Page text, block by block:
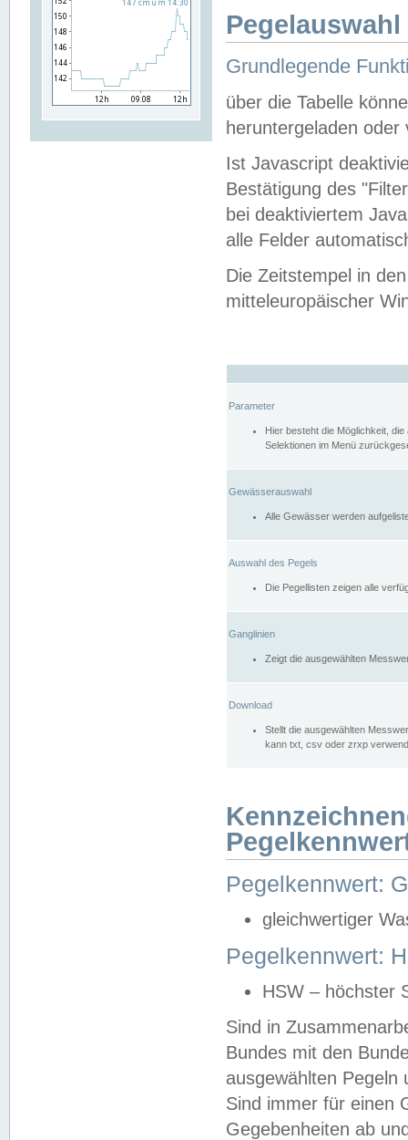
Grundlegende
über die Tabelle
heruntergeladen oder
Ist Javascript
Bestätigung des
bei deaktiviertem
alle Felder
Die Zeitstempel in
mitteleuropäischer
Parameter
Hier besteht die Möglichkeit,
Selektionen im Menü
Gewässerauswahl
Alle Gewässer werden
Auswahl des Pegels
Die Pegellisten zeigen alle
Ganglinien
Zeigt die ausgewählten
Download
Stellt die ausgewählten
kann txt, csv oder zrxp
Pegelkennwert:
gleichwertiger
Pegelkennwert:
HSW – höchster
Sind in
Bundes mit den
ausgewählten
Sind immer für einen
Gegebenheiten ab